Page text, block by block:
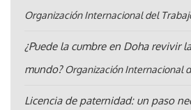
Organización Internacional del
¿Puede la cumbre en Doha revivir
mundo? Organización Internacional
Licencia de paternidad: un paso